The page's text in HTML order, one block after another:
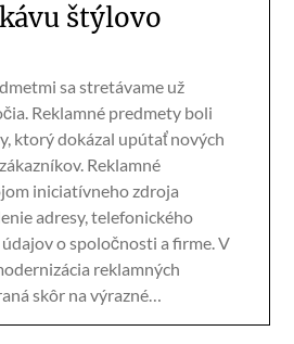
štýlovo
sa stretávame už
Reklamné predmety boli
ktorý dokázal upútať nových
Reklamné
iniciatívneho zdroja
adresy, telefonického
o spoločnosti a firme. V
reklamných
skôr na výrazné…